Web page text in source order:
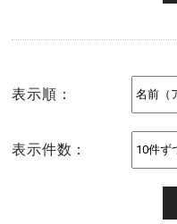
表示順：
表示件数：